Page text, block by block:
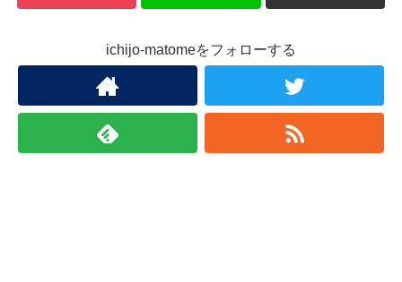
ichijo-matomeをフォローする